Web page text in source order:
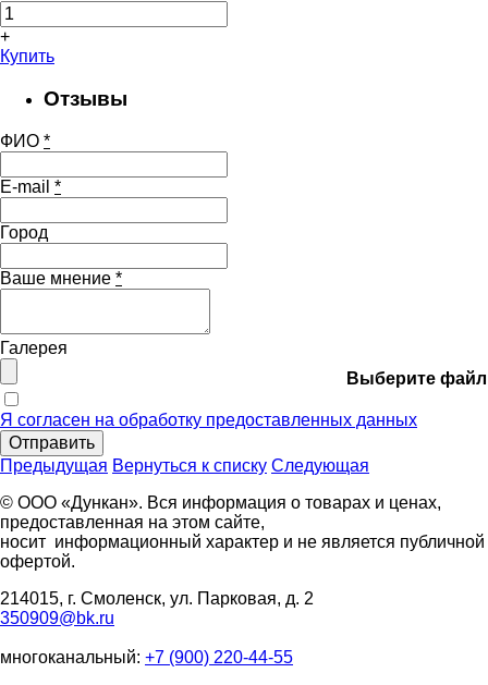
+
Купить
Отзывы
ФИО *
E-mail *
Город
Ваше мнение *
Галерея
Выберите файл
Я согласен на обработку предоставленных данных
Отправить
Предыдущая Вернуться к списку Следующая
© ООО «Дункан». Вся информация о товарах и ценах,
предоставленная на этом сайте,
носит информационный характер и не является публичной
офертой.
214015, г. Смоленск, ул. Парковая, д. 2
350909@bk.ru
многоканальный: +7 (900) 220-44-55